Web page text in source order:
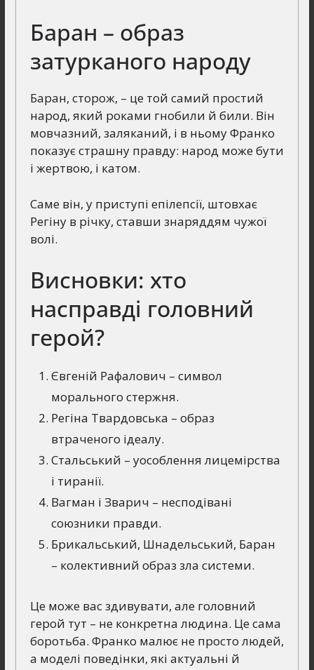
Баран – образ
затурканого народу
Баран, сторож, – це той самий простий
народ, який роками гнобили й били. Він
мовчазний, заляканий, і в ньому Франко
показує страшну правду: народ може бути
і жертвою, і катом.
Саме він, у приступі епілепсії, штовхає
Регіну в річку, ставши знаряддям чужої
волі.
Висновки: хто
насправді головний
герой?
Євгеній Рафалович – символ
морального стержня.
Регіна Твардовська – образ
втраченого ідеалу.
Стальський – уособлення лицемірства
і тиранії.
Вагман і Зварич – несподівані
союзники правди.
Брикальський, Шнадельський, Баран
– колективний образ зла системи.
Це може вас здивувати, але головний
герой тут – не конкретна людина. Це сама
боротьба. Франко малює не просто людей,
а моделі поведінки, які актуальні й